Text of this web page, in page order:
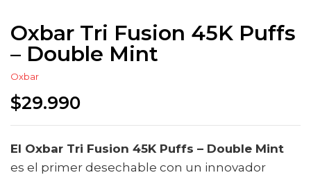
Oxbar Tri Fusion 45K Puffs
– Double Mint
Oxbar
$29.990
El Oxbar Tri Fusion 45K Puffs – Double Mint
es el primer desechable con un innovador